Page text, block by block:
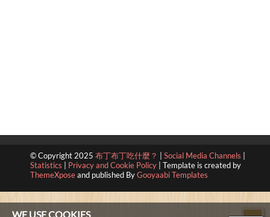
© Copyright 2025 布丁布丁吃什麼？ Social Media Channels
Statistics
Privacy and Cookie Policy
Template is created by
ThemeXposeand published ByGooyaabi Templates
WE USE COOKIES